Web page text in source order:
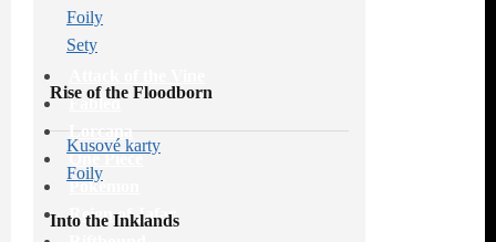
Fabled
Lorcana
One Piece
Pokémon
Reign of Jafar
Foily
Sety
Rise of the Floodborn
Kusové karty
Foily
Into the Inklands